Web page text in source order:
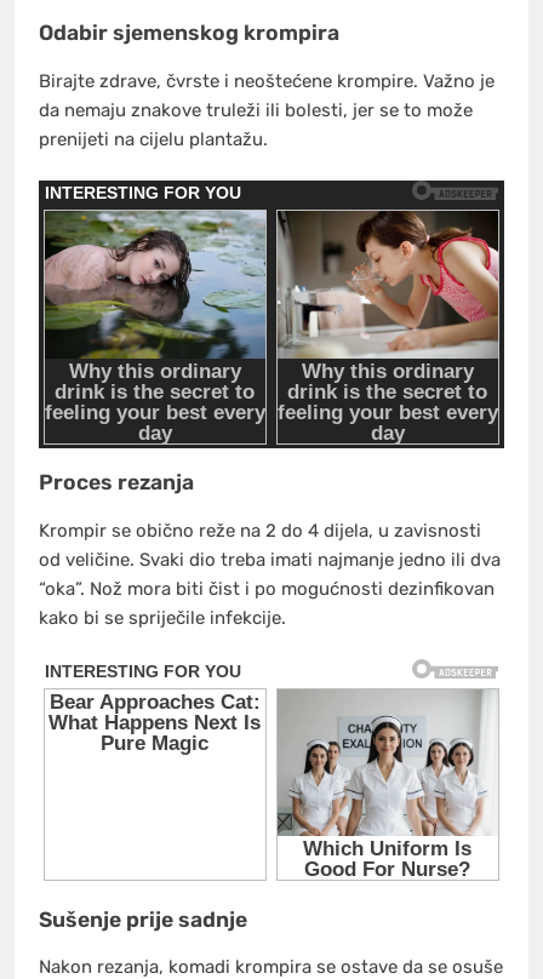
Odabir sjemenskog krompira
Birajte zdrave, čvrste i neoštećene krompire. Važno je
da nemaju znakove truleži ili bolesti, jer se to može
prenijeti na cijelu plantažu.
Proces rezanja
Krompir se obično reže na 2 do 4 dijela, u zavisnosti
od veličine. Svaki dio treba imati najmanje jedno ili dva
“oka”. Nož mora biti čist i po mogućnosti dezinfikovan
kako bi se spriječile infekcije.
Sušenje prije sadnje
Nakon rezanja, komadi krompira se ostave da se osuše